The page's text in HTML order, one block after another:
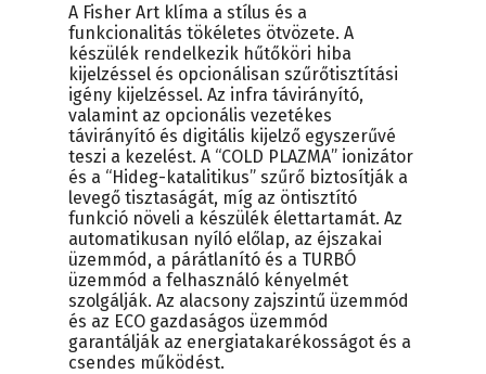
A Fisher Art klíma a stílus és a
funkcionalitás tökéletes ötvözete. A
készülék rendelkezik hűtőköri hiba
kijelzéssel és opcionálisan szűrőtisztítási
igény kijelzéssel. Az infra távirányító,
valamint az opcionális vezetékes
távirányító és digitális kijelző egyszerűvé
teszi a kezelést. A “COLD PLAZMA” ionizátor
és a “Hideg-katalitikus” szűrő biztosítják a
levegő tisztaságát, míg az öntisztító
funkció növeli a készülék élettartamát. Az
automatikusan nyíló előlap, az éjszakai
üzemmód, a párátlanító és a TURBÓ
üzemmód a felhasználó kényelmét
szolgálják. Az alacsony zajszintű üzemmód
és az ECO gazdaságos üzemmód
garantálják az energiatakarékosságot és a
csendes működést.